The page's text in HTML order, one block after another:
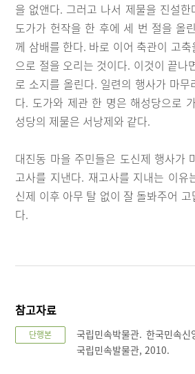
을 없앤다. 그러고 나서 제물을 진설한
도가가 헌작을 한 후에 세 번 절을 올
께 삼배를 한다. 바로 이어 축관이 고
으로 절을 오리는 것이다. 이것이 끝나
로 소지를 올린다. 일련의 행사가 마
다. 도가와 제관 한 명은 해성당으로
성당의 제물은 서낭제와 같다.
대진동 마을 주민들은 도신제 행사가
고사를 지낸다. 재고사를 지내는 이유
신제 이후 아무 탈 없이 잘 돌봐주어
다.
참고자료
단행본
국립민속박물관. 한국민속
국립민속발물관, 2010.